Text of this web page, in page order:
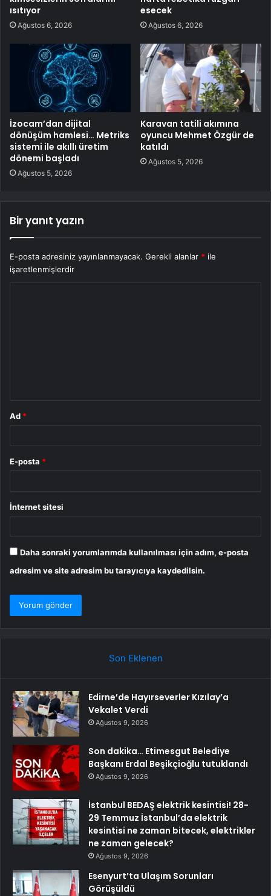
ısıtıyor
Ağustos 6, 2026
esecek
Ağustos 6, 2026
İzocam’dan dijital
dönüşüm hamlesi… Metriks
sistemi ile akıllı üretim
dönemi başladı
Ağustos 5, 2026
Karavan tatili akımına
oyuncu Mehmet Özgür de
katıldı
Ağustos 5, 2026
Bir yanıt yazın
E-posta adresiniz yayınlanmayacak. Gerekli alanlar * ile
işaretlenmişlerdir
Ad *
E-posta *
İnternet sitesi
Daha sonraki yorumlarımda kullanılması için adım, e-posta
adresim ve site adresim bu tarayıcıya kaydedilsin.
Son Eklenen
Edirne’de Hayırseverler Kızılay’a
Vekalet Verdi
Ağustos 9, 2026
Son dakika… Etimesgut Belediye
Başkanı Erdal Beşikçioğlu tutuklandı
Ağustos 9, 2026
İstanbul BEDAŞ elektrik kesintisi! 28-
29 Temmuz İstanbul’da elektrik
kesintisi ne zaman bitecek, elektrikler
ne zaman gelecek?
Ağustos 9, 2026
Esenyurt’ta Ulaşım Sorunları
Görüşüldü